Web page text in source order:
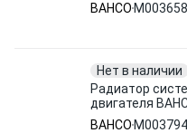
BAHCO
Нет в наличии
Радиатор
двигателя
BAHCO